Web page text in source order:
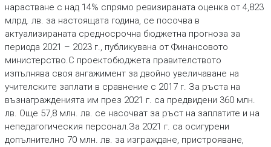
нарастване с над 14% спрямо ревизираната оценка от 4,823
млрд. лв. за настоящата година, се посочва в
актуализираната средносрочна бюджетна прогноза за
периода 2021 – 2023 г., публикувана от Финансовото
министерство.С проектобюджета правителството
изпълнява своя ангажимент за двойно увеличаване на
учителските заплати в сравнение с 2017 г. За ръста на
възнагражденията им през 2021 г. са предвидени 360 млн.
лв. Още 57,8 млн. лв. се насочват за ръст на заплатите и на
непедагогическия персонал.За 2021 г. са осигурени
допълнително 70 млн. лв. за изграждане, пристрояване,